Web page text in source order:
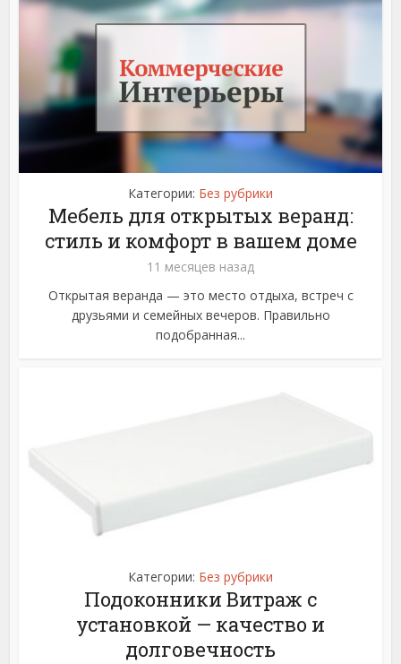
Категории: Без рубрики
Мебель для открытых веранд:
стиль и комфорт в вашем доме
11 месяцев назад
Открытая веранда — это место отдыха, встреч с
друзьями и семейных вечеров. Правильно
подобранная...
Категории: Без рубрики
Подоконники Витраж с
установкой — качество и
долговечность